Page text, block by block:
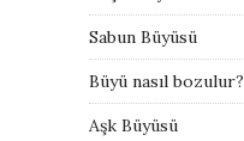
Sabun Büyüsü
Büyü nasıl bozulur?
Aşk Büyüsü